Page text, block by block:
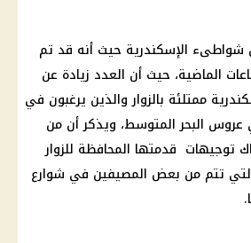
الإسكندرية حيث أنه قد تم
الساعات الماضية، حيث أن العدد زيادة عن
ممتلئة بالزوار والذين يرغبون في
البحر المتوسط، ويذكر أن من
توجيهات قدمتها المحافظة للزوار
التي تتم من بعض المصيفين في شوارع